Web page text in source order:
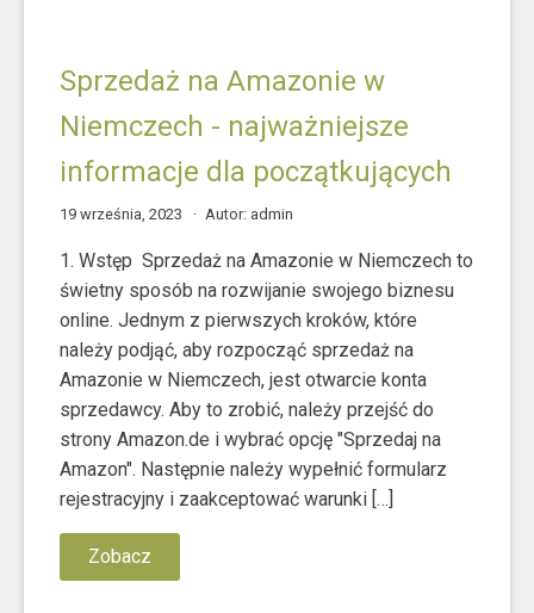
Sprzedaż na Amazonie w
Niemczech - najważniejsze
informacje dla początkujących
19 września, 2023 Autor: admin
1. Wstęp Sprzedaż na Amazonie w Niemczech to
świetny sposób na rozwijanie swojego biznesu
online. Jednym z pierwszych kroków, które
należy podjąć, aby rozpocząć sprzedaż na
Amazonie w Niemczech, jest otwarcie konta
sprzedawcy. Aby to zrobić, należy przejść do
strony Amazon.de i wybrać opcję "Sprzedaj na
Amazon". Następnie należy wypełnić formularz
rejestracyjny i zaakceptować warunki […]
Zobacz